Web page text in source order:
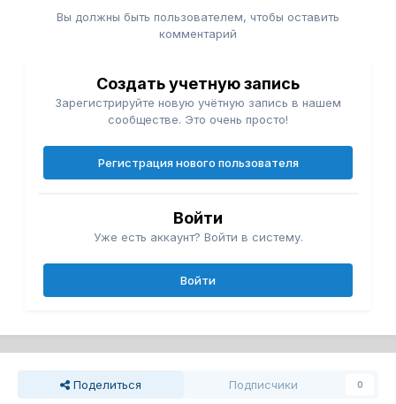
Вы должны быть пользователем, чтобы оставить
комментарий
Создать учетную запись
Зарегистрируйте новую учётную запись в нашем
сообществе. Это очень просто!
Регистрация нового пользователя
Войти
Уже есть аккаунт? Войти в систему.
Войти
Поделиться Подписчики 0